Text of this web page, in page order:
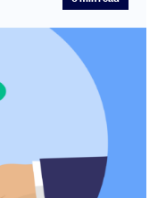
Capital (VC)
en français, est une
C’est